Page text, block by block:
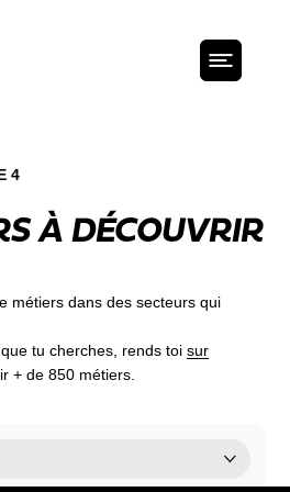
4
À DÉCOUVRIR
métiers dans des secteurs qui
tu cherches, rends toisur
+ de 850 métiers.